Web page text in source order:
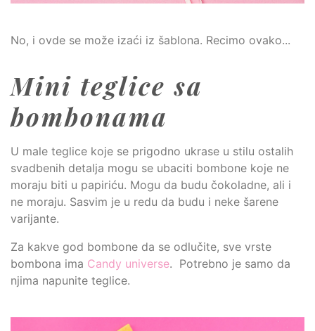
No, i ovde se može izaći iz šablona. Recimo ovako...
Mini teglice sa
bombonama
U male teglice koje se prigodno ukrase u stilu ostalih
svadbenih detalja mogu se ubaciti bombone koje ne
moraju biti u papiriću. Mogu da budu čokoladne, ali i
ne moraju. Sasvim je u redu da budu i neke šarene
varijante.
Za kakve god bombone da se odlučite, sve vrste
bombona ima Candy universe. Potrebno je samo da
njima napunite teglice.